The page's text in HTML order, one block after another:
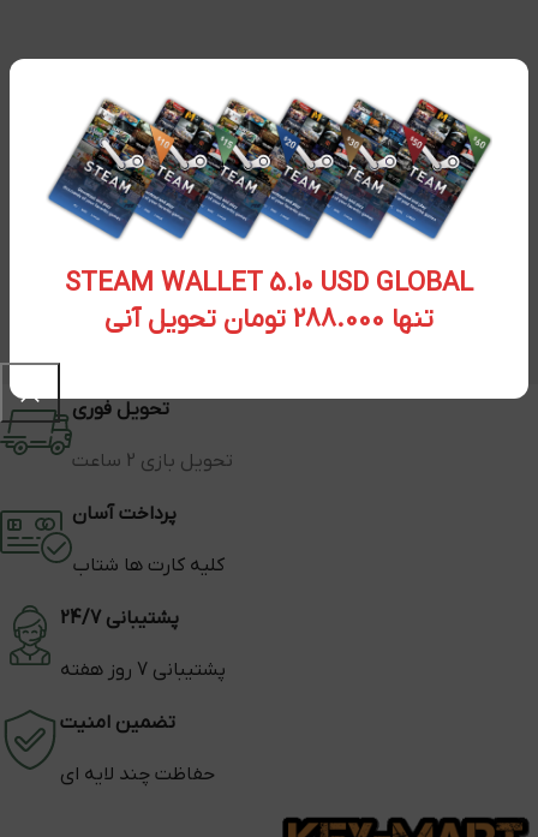
STEAM WALLET 5.10 USD GLOBAL
تنها 288.000 تومان تحویل آنی
تحویل فوری
تحویل بازی 2 ساعت
پرداخت آسان
کلیه کارت ها شتاب
پشتیبانی 24/7
پشتیبانی 7 روز هفته
تضمین امنیت
حفاظت چند لایه ای